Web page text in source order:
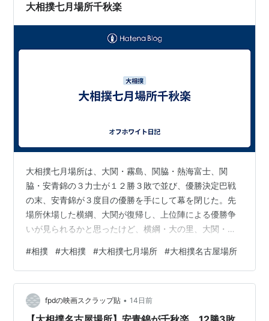
大相撲七月場所千秋楽
大相撲七月場所は、大関・霧島、関脇・熱海富士、関
脇・安青錦の３力士が１２勝３敗で並び、優勝決定巴戦
の末、安青錦が３度目の優勝を手にして幕を閉じた。先
場所休場した横綱、大関が復帰し、上位陣による優勝争
いが見られるかと思ったけど、横綱・大の里、大関・琴
残念な展開に。それでも、最後は３人の三役力士による
巴戦と、番付上位力士による優勝争いになって良かった
と思う。足の怪我があるだけに巴戦は厳しいかなと思っ
た安青錦だけど、すばらしい精神力と集中力、そして勝
負強さで見事な連勝だった。さすがに、もう一回りして
#相撲 #大相撲 #大相撲七月場所 #大相撲名古屋場所
fpdの映画スクラップ貼 • 14日前